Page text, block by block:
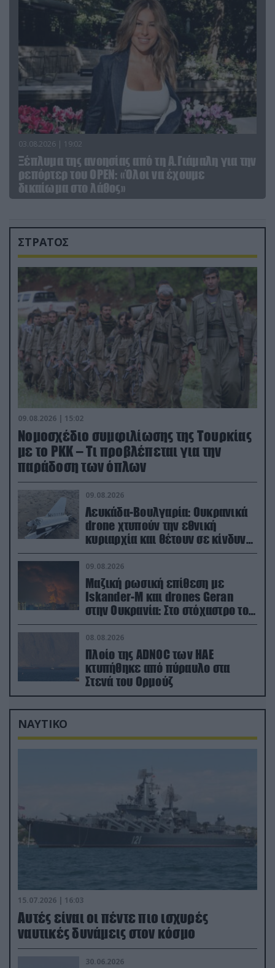
03.08.2026 | 19:02
Ξέπλυμα της ανοησίας από τη Α.Γιάμαλη για την
ρεπόρτερ του ΟΡΕΝ: «Όλοι να έχουμε
δικαίωμα στο λάθος»
ΣΤΡΑΤΟΣ
09.08.2026 | 15:02
Νομοσχέδιο συμφιλίωσης της Τουρκίας
με το ΡΚΚ – Τι προβλέπεται για την
παράδοση των όπλων
09.08.2026
Λευκάδα-Βουλγαρία: Ουκρανικά
drone χτυπούν την εθνική
κυριαρχία και θέτουν σε κίνδυνο
οικονομίες χωρών του ΝΑΤΟ
09.08.2026
Μαζική ρωσική επίθεση με
Iskander-M και drones Geran
στην Ουκρανία: Στο στόχαστρο το
εργοστάσιο των Flamingo
08.08.2026
Πλοίο της ADNOC των ΗΑΕ
κτυπήθηκε από πύραυλο στα
Στενά του Ορμούζ
ΝΑΥΤΙΚΟ
15.07.2026 | 16:03
Aυτές είναι οι πέντε πιο ισχυρές
ναυτικές δυνάμεις στον κόσμο
30.06.2026